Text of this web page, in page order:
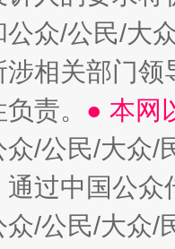
众/公民/大
相关部门
责。 ● 本网
众/公民/大众
过中国公
众/公民/大众